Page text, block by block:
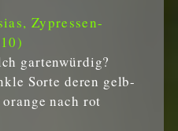
Zypressen-
gartenwürdig?
Sorte deren gelb-
nach rot